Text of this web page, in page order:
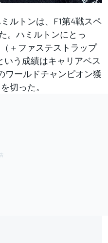
ルトンは、F1第4戦スペ
。ハミルトンにとっ
＋ファステストラップ
いう成績はキャリアベス
ワールドチャンピオン獲
切った。